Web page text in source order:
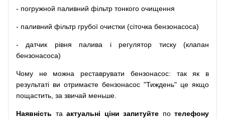
- погружной паливний фільтр тонкого очищення
- паливний фільтр грубої очистки (сіточка бензонасоса)
- датчик рівня палива і регулятор тиску (клапан
бензонасоса)
Чому не можна реставрувати бензонасос: так як
в
результаті ви отримаєте бензонасос "Тиждень" це якщо
пощастить, за звичай меньше.
Наявність та актуальні ціни запитуйте по телефону